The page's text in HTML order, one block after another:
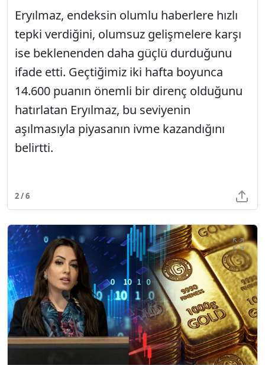
Eryılmaz, endeksin olumlu haberlere hızlı
tepki verdiğini, olumsuz gelişmelere karşı
ise beklenenden daha güçlü durduğunu
ifade etti. Geçtiğimiz iki hafta boyunca
14.600 puanın önemli bir direnç olduğunu
hatırlatan Eryılmaz, bu seviyenin
aşılmasıyla piyasanın ivme kazandığını
belirtti.
2 / 6